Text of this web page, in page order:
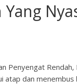
Penyengat
atap dan